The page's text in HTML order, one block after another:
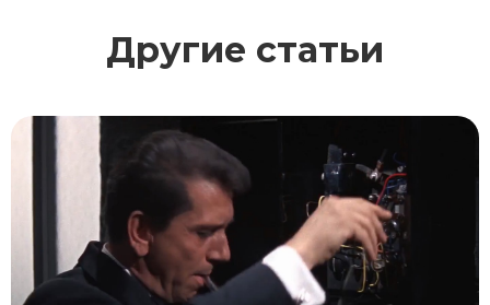
Другие статьи